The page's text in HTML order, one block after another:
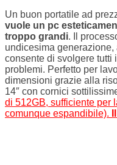
Un buon portatile ad
vuole un pc
troppo grandi. Il
undicesima
consente di svolgere tutti
problemi. Perfetto per
dimensioni grazie alla
14″ con cornici
di 512GB, sufficiente per
comunque espandibile).